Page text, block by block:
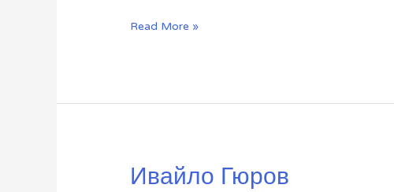
Рок
Read More »
Ивайло Гюров